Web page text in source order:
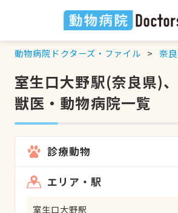
動物病院ドクターズ・ファイル 奈
室生口大野駅(奈良県)
獣医・動物病院一覧
診療動物
エリア・駅
室生口大野駅